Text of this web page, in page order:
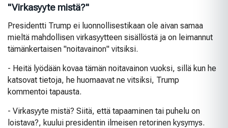
"Virkasyyte mistä?"
Presidentti Trump ei luonnollisestikaan ole aivan samaa
mieltä mahdollisen virkasyytteen sisällöstä ja on leimannut
tämänkertaisen "noitavainon" vitsiksi.
- Heitä lyödään kovaa tämän noitavainon vuoksi, sillä kun he
katsovat tietoja, he huomaavat ne vitsiksi, Trump
kommentoi tapausta.
- Virkasyyte mistä? Siitä, että tapaaminen tai puhelu on
loistava?, kuului presidentin ilmeisen retorinen kysymys.